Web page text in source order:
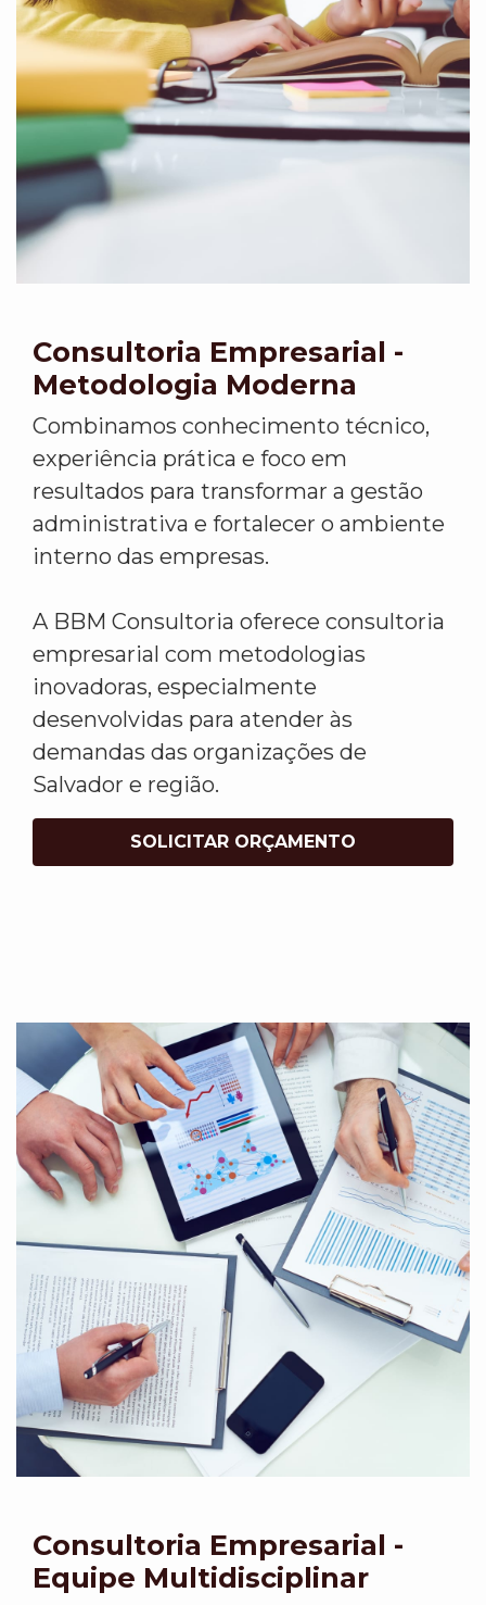
Consultoria Empresarial -
Metodologia Moderna
Combinamos conhecimento técnico,
experiência prática e foco em
resultados para transformar a gestão
administrativa e fortalecer o ambiente
interno das empresas.
A BBM Consultoria oferece consultoria
empresarial com metodologias
inovadoras, especialmente
desenvolvidas para atender às
demandas das organizações de
Salvador e região.
SOLICITAR ORÇAMENTO
Consultoria Empresarial -
Equipe Multidisciplinar